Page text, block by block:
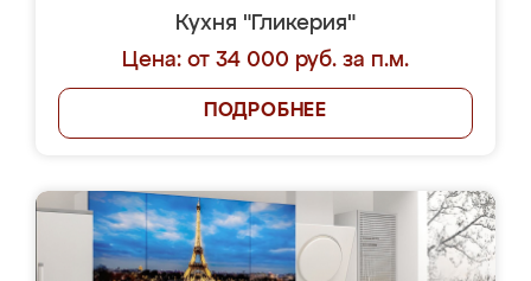
Кухня "Гликерия"
Цена: от 34 000 руб. за п.м.
ПОДРОБНЕЕ